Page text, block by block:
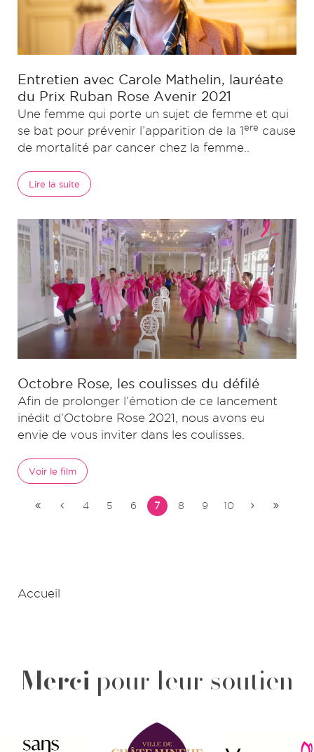
Entretien avec Carole Mathelin, lauréate
du Prix Ruban Rose Avenir 2021
Une femme qui porte un sujet de femme et qui
se bat pour prévenir l’apparition de la 1ere cause
de mortalité par cancer chez la femme..
Lire la suite
Octobre Rose, les coulisses du défilé
Afin de prolonger l’émotion de ce lancement
inédit d’Octobre Rose 2021, nous avons eu
envie de vous inviter dans les coulisses.
Voir le film
4 5 6 7 8 9 10
Accueil
Merci pour leur soutien